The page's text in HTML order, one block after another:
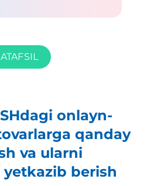
onlayn-
qanday
va ularni
yetkazib berish